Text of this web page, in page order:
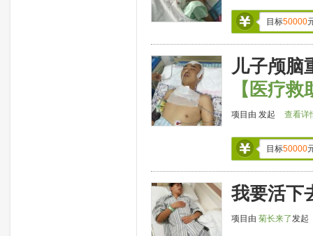
目标50000
儿子颅脑
【医疗救
项目由 发起 查看详
目标50000
我要活下
项目由 菊长来了发起